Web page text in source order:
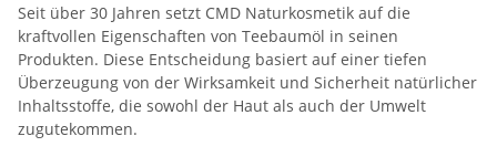
Seit über 30 Jahren setzt CMD Naturkosmetik auf die
kraftvollen Eigenschaften von Teebaumöl in seinen
Produkten. Diese Entscheidung basiert auf einer tiefen
Überzeugung von der Wirksamkeit und Sicherheit natürlicher
Inhaltsstoffe, die sowohl der Haut als auch der Umwelt
zugutekommen.